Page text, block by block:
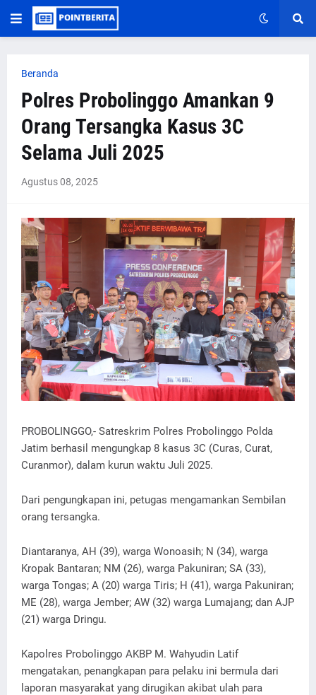
Beranda
Polres Probolinggo Amankan 9
Orang Tersangka Kasus 3C
Selama Juli 2025
Agustus 08, 2025
PROBOLINGGO,- Satreskrim Polres Probolinggo Polda
Jatim berhasil mengungkap 8 kasus 3C (Curas, Curat,
Curanmor), dalam kurun waktu Juli 2025.
Dari pengungkapan ini, petugas mengamankan Sembilan
orang tersangka.
Diantaranya, AH (39), warga Wonoasih; N (34), warga
Kropak Bantaran; NM (26), warga Pakuniran; SA (33),
warga Tongas; A (20) warga Tiris; H (41), warga Pakuniran;
ME (28), warga Jember; AW (32) warga Lumajang; dan AJP
(21) warga Dringu.
Kapolres Probolinggo AKBP M. Wahyudin Latif
mengatakan, penangkapan para pelaku ini bermula dari
laporan masyarakat yang dirugikan akibat ulah para